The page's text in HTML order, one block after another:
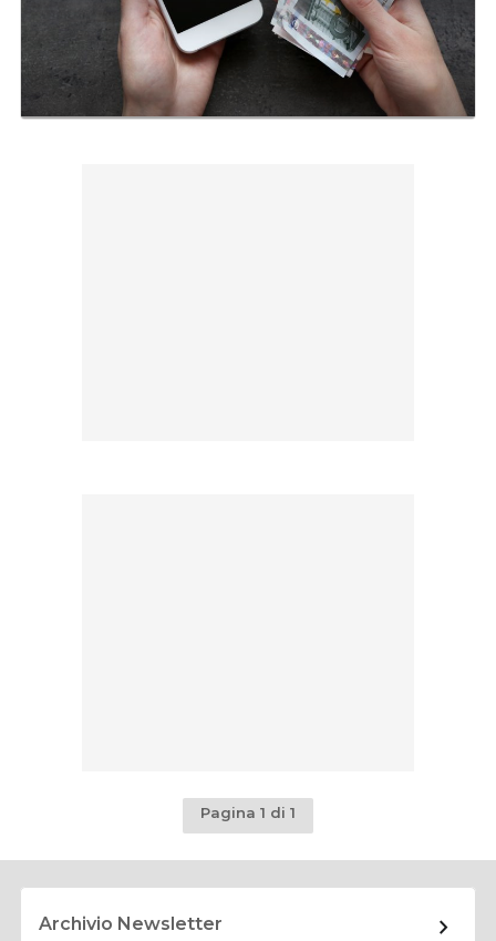
Pagina 1 di 1
Archivio Newsletter